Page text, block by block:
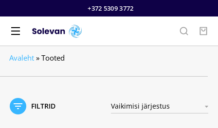
+372 5309 3772
Avaleht » Tooted
FILTRID